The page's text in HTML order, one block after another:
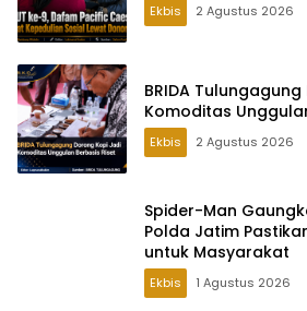
Ekbis 2 Agustus 2026
BRIDA
Komoditas
Ekbis 2 Agustus 2026
Spider-Man
Polda Jatim
untuk Masyarakat
Ekbis 1 Agustus 2026